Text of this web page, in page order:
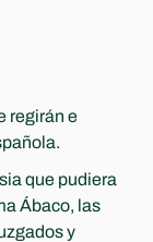
regirán e
que pudiera
Ábaco, las
y